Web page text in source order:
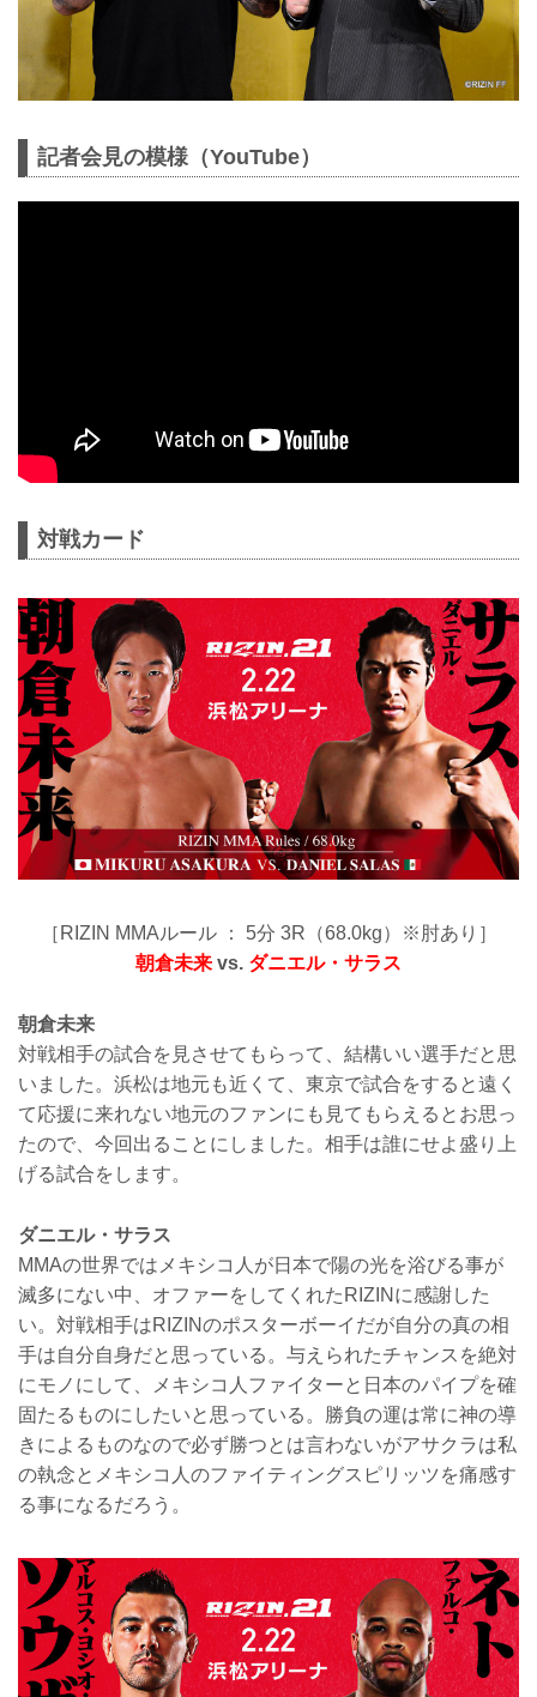
記者会見の模様（YouTube）
対戦カード
［RIZIN MMAルール ： 5分 3R（68.0kg）※肘あり］
朝倉未来 vs. ダニエル・サラス
朝倉未来
対戦相手の試合を見させてもらって、結構いい選手だと思
いました。浜松は地元も近くて、東京で試合をすると遠く
て応援に来れない地元のファンにも見てもらえるとお思っ
たので、今回出ることにしました。相手は誰にせよ盛り上
げる試合をします。
ダニエル・サラス
MMAの世界ではメキシコ人が日本で陽の光を浴びる事が
滅多にない中、オファーをしてくれたRIZINに感謝した
い。対戦相手はRIZINのポスターボーイだが自分の真の相
手は自分自身だと思っている。与えられたチャンスを絶対
にモノにして、メキシコ人ファイターと日本のパイプを確
固たるものにしたいと思っている。勝負の運は常に神の導
きによるものなので必ず勝つとは言わないがアサクラは私
の執念とメキシコ人のファイティングスピリッツを痛感す
る事になるだろう。